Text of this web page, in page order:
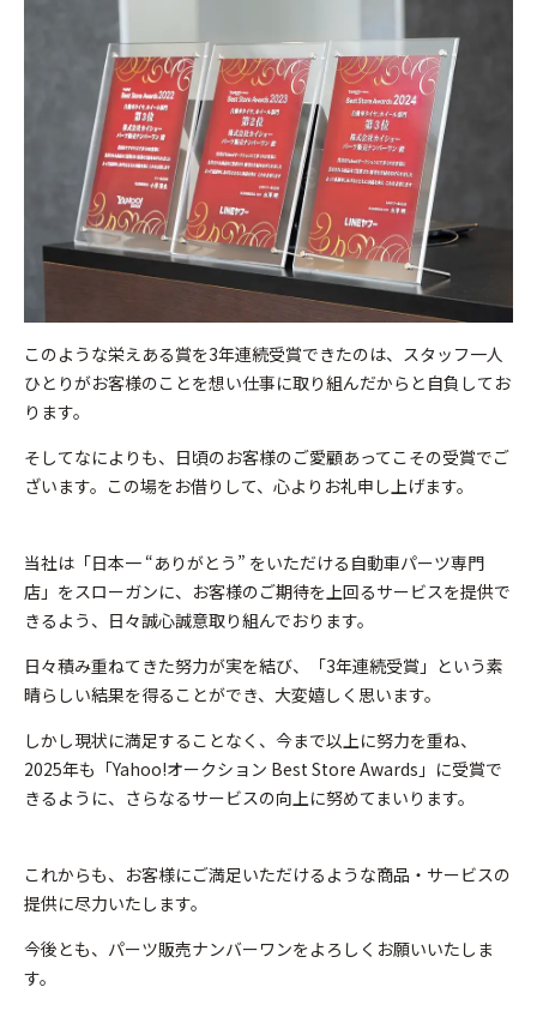
このような栄えある賞を3年連続受賞できたのは、スタッフ一人
ひとりがお客様のことを想い仕事に取り組んだからと自負してお
ります。
そしてなによりも、日頃のお客様のご愛顧あってこその受賞でご
ざいます。この場をお借りして、心よりお礼申し上げます。
当社は「日本一 “ありがとう” をいただける自動車パーツ専門
店」をスローガンに、お客様のご期待を上回るサービスを提供で
きるよう、日々誠心誠意取り組んでおります。
日々積み重ねてきた努力が実を結び、「3年連続受賞」という素
晴らしい結果を得ることができ、大変嬉しく思います。
しかし現状に満足することなく、今まで以上に努力を重ね、
2025年も「Yahoo!オークション Best Store Awards」に受賞で
きるように、さらなるサービスの向上に努めてまいります。
これからも、お客様にご満足いただけるような商品・サービスの
提供に尽力いたします。
今後とも、パーツ販売ナンバーワンをよろしくお願いいたしま
す。